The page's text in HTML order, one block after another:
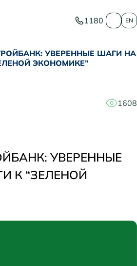
1180 EN
УВЕРЕННЫЕ ШАГИ НА
ЭКОНОМИКЕ”
1608
УВЕРЕННЫЕ
К “ЗЕЛЕНОЙ